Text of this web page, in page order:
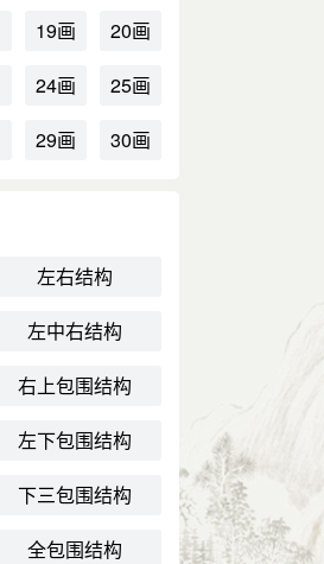
19画
20画
24画
25画
29画 30画
左右结构
左中右结构
右上包围结构
左下包围结构
下三包围结构
全包围结构